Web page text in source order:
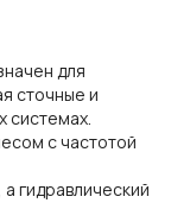
для
сточные и
системах.
с частотой
гидравлический